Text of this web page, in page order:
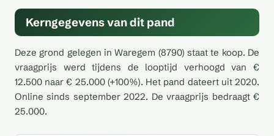
Kerngegevens van dit pand
Deze grond gelegen in Waregem (8790) staat te koop. De
vraagprijs werd tijdens de looptijd verhoogd van €
12.500 naar € 25.000 (+100%). Het pand dateert uit 2020.
Online sinds september 2022. De vraagprijs bedraagt €
25.000.